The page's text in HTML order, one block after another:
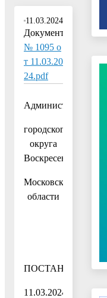
11.03.2024
Документ:
№ 1095 о
т 11.03.20
24.pdf
Администрация
городского
округа
Воскресенск
Московской
области
11.03.2024